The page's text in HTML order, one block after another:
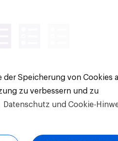
der Speicherung von Cookies
zu verbessern und zu
Datenschutz und Cookie-